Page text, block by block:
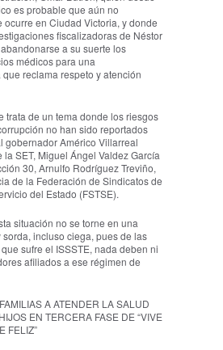
es probable que aún no
ocurre en Ciudad Victoria, y donde
fiscalizadoras de Néstor
a su suerte los
médicos para una
reclama respeto y atención
trata de un tema donde los riesgos
no han sido reportados
gobernador Américo Villarreal
la SET, Miguel Ángel Valdez García
30, Arnulfo Rodríguez Treviño,
de la Federación de Sindicatos de
del Estado (FSTSE).
situación no se torne en una
incluso ciega, pues de las
sufre el ISSSTE, nada deben ni
afiliados a ese régimen de
A ATENDER LA SALUD
EN TERCERA FASE DE “VIVE
FELIZ”